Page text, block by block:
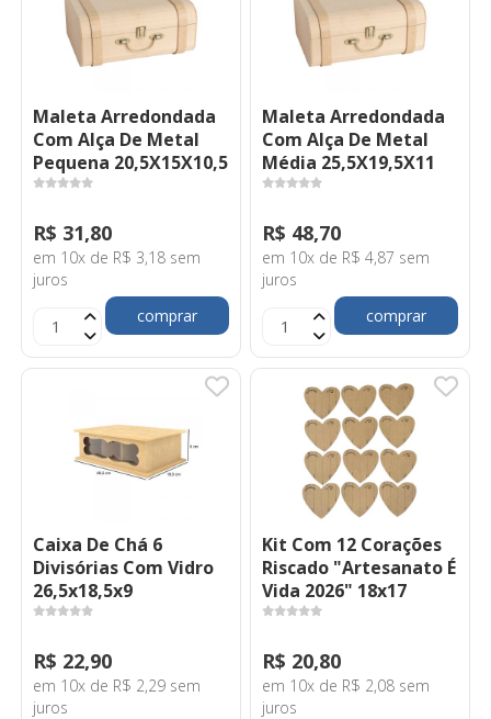
Maleta Arredondada
Com Alça De Metal
Pequena 20,5X15X10,5
R$ 31,80
em 10x de R$ 3,18 sem
juros
comprar
Maleta Arredondada
Com Alça De Metal
Média 25,5X19,5X11
R$ 48,70
em 10x de R$ 4,87 sem
juros
comprar
Caixa De Chá 6
Divisórias Com Vidro
26,5x18,5x9
R$ 22,90
em 10x de R$ 2,29 sem
juros
Kit Com 12 Corações
Riscado "Artesanato É
Vida 2026" 18x17
R$ 20,80
em 10x de R$ 2,08 sem
juros